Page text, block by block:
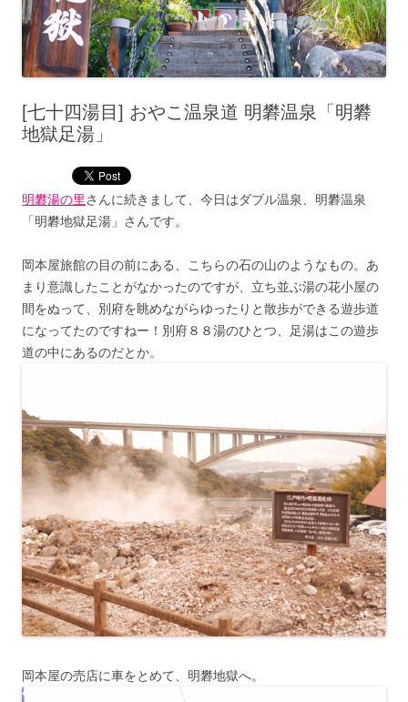
[七十四湯目] おやこ温泉道 明礬温泉「明礬
地獄足湯」
明礬湯の里 さんに続きまして、今日はダブル温泉、明礬温泉
「明礬地獄足湯」さんです。
岡本屋旅館の目の前にある、こちらの石の山のようなもの。あ
まり意識したことがなかったのですが、立ち並ぶ湯の花小屋の
間をぬって、別府を眺めながらゆったりと散歩ができる遊歩道
になってたのですねー！別府８８湯のひとつ、足湯はこの遊歩
道の中にあるのだとか。
岡本屋の売店に車をとめて、明礬地獄へ。